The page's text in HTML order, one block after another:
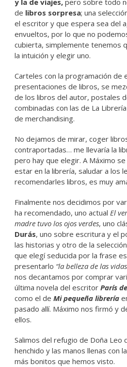
y la de viajes, pero sobre todo
de libros sorpresa; una
el escritor y que espera sea del
envueltos, por lo que no
cubierta, simplemente tenemos
la intuición y elegir uno.
Carteles con la programación de
presentaciones de libros, se
de los libros del autor, postales
combinadas con las de La
de merchandising.
No dejamos de mirar, coger
contraportadas… me llevaría la
pero hay que elegir. A Máximo
estar en la librería, saludar a los
recomendarles libros, es muy
Finalmente nos decidimos por
ha recomendado, uno actual El
madre tuvo los ojos verdes, uno
Durás, uno sobre escritura y el
las historias y otro de la
que elegí seducida por la frase
presentarlo “la belleza de las
nos decantamos por comprar
última novela del escritor París
como el de Mi pequeña librería
pasado allí. Máximo nos firmó y
ellos.
Salimos del refugio de Doña Leo
henchido y las manos llenas con
más bonitos que hemos visto.